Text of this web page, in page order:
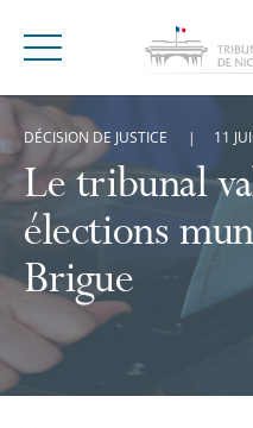
Menu
Le tribunal
élections
Brigue
DÉCISION DE JUSTICE 11